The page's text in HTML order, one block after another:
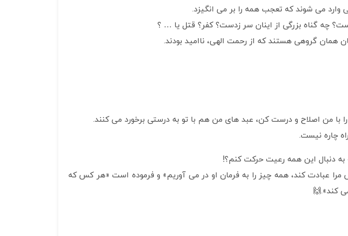
وارد می شوند که تعجب همه را بر می انگیزد.
چه گناه بزرگی از اینان سر زدست؟ کفر؟ قتل یا … ؟
همان گروهی هستند که از رحمت الهی، ناامید بودند.
من اصلاح و درست کن، عبد های من هم با تو به درستی برخورد می کنند.
چاره نیست.
دنبال این همه رعیت حرکت کنم؟!
عبادت کند، همه چیز را به فرمان او در می آوریم» و فرموده است «هر کس که
کند».🙌